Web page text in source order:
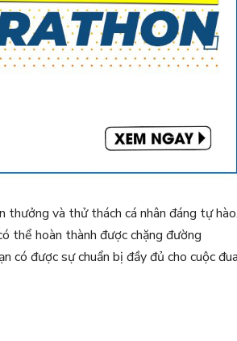
thưởng và thử thách cá nhân đáng tự hào.
thể hoàn thành được chặng đường
có được sự chuẩn bị đầy đủ cho cuộc đua